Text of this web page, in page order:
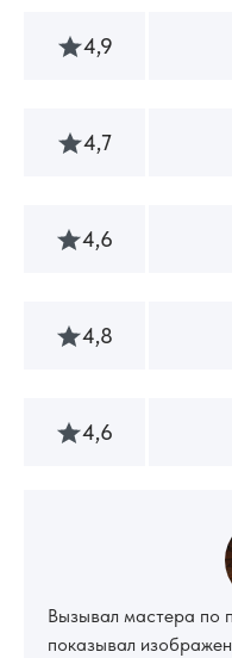
4,9
4,7
4,6
4,8
4,6
Вызывал мастера по
показывал